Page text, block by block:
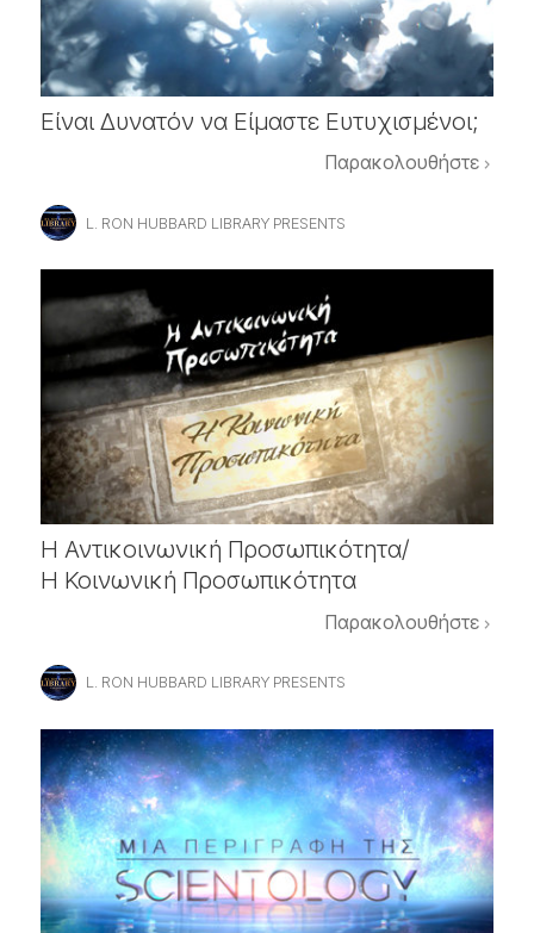
Είναι Δυνατόν να Είμαστε Ευτυχισμένοι;
Παρακολουθήστε
L. RON HUBBARD LIBRARY PRESENTS
Η Αντικοινωνική Προσωπικότητα/
Η Κοινωνική Προσωπικότητα
Παρακολουθήστε
L. RON HUBBARD LIBRARY PRESENTS